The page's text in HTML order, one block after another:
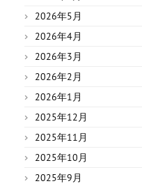
2026年5月
2026年4月
2026年3月
2026年2月
2026年1月
2025年12月
2025年11月
2025年10月
2025年9月